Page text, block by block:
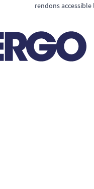
:
Ah
x 28 cm
rendons